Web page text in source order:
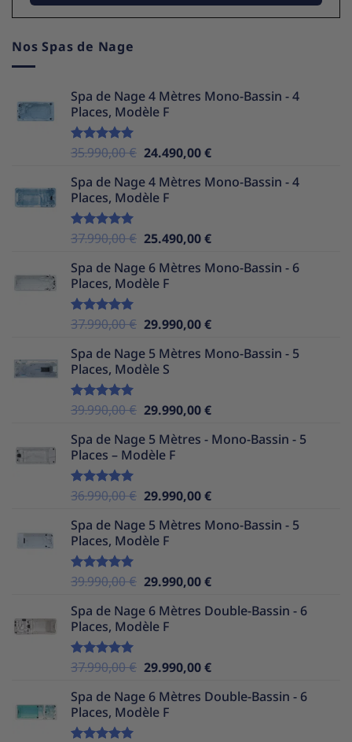
Nos Spas de Nage
Spa de Nage 4 Mètres Mono-Bassin - 4
Places, Modèle F
Note5.00
35.990,00€ Le
initial
était :
24.490,00€Le
actuel
Spa de Nage 4 Mètres Mono-Bassin - 4
Places, Modèle F
Note5.00
37.990,00€ Le
initial
était :
25.490,00€Le
actuel
Spa de Nage 6 Mètres Mono-Bassin - 6
Places, Modèle F
Note5.00
37.990,00€ Le
initial
était :
29.990,00€Le
actuel
Spa de Nage 5 Mètres Mono-Bassin - 5
Places, Modèle S
Note5.00
39.990,00€ Le
initial
était :
29.990,00€Le
actuel
Spa de Nage 5 Mètres - Mono-Bassin - 5
Places – Modèle F
Note5.00
36.990,00€ Le
initial
était :
29.990,00€Le
actuel
Spa de Nage 5 Mètres Mono-Bassin - 5
Places, Modèle F
Note5.00
39.990,00€ Le
initial
était :
29.990,00€Le
actuel
Spa de Nage 6 Mètres Double-Bassin - 6
Places, Modèle F
Note5.00
37.990,00€ Le
initial
était :
29.990,00€Le
actuel
Spa de Nage 6 Mètres Double-Bassin - 6
Places, Modèle F